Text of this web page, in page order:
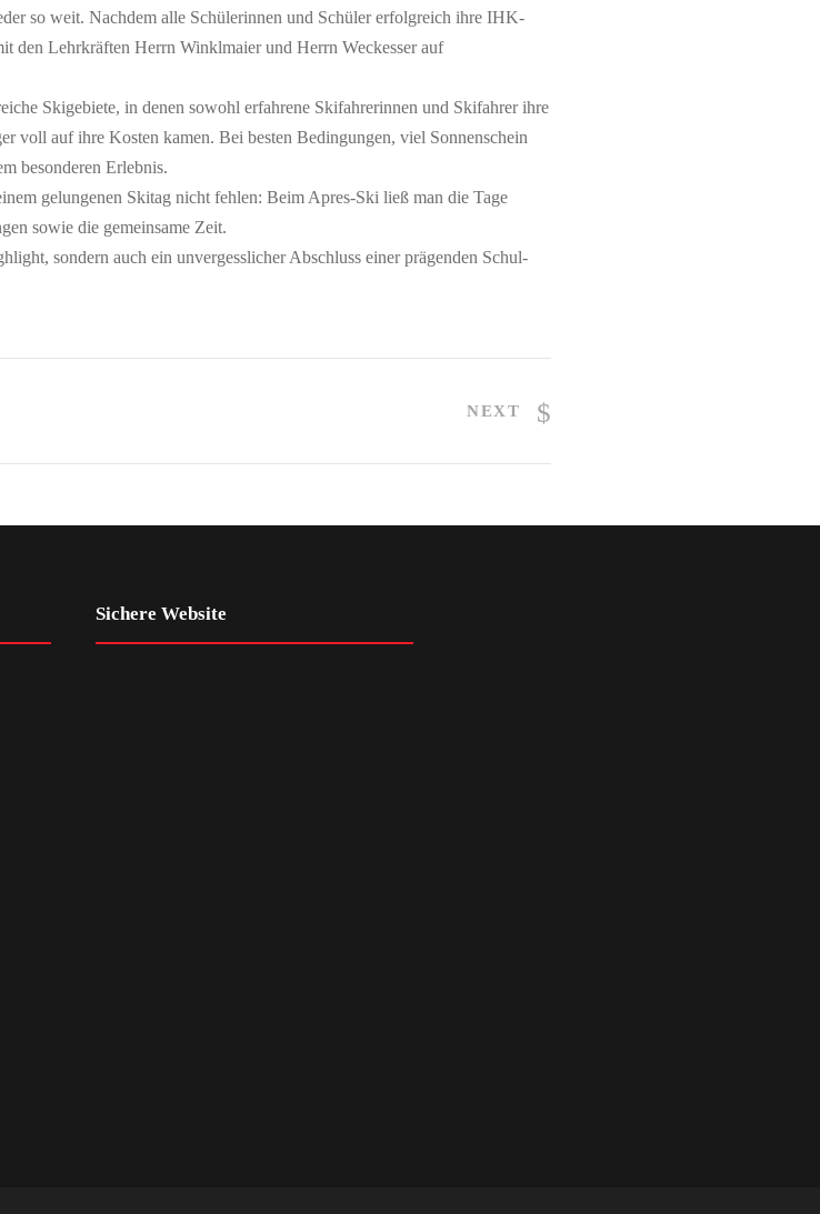
so weit. Nachdem alle Schülerinnen und Schüler erfolgreich ihre IHK-
den Lehrkräften Herrn Winklmaier und Herrn Weckesser auf
Skigebiete, in denen sowohl erfahrene Skifahrerinnen und Skifahrer ihre
voll auf ihre Kosten kamen. Bei besten Bedingungen, viel Sonnenschein
besonderen Erlebnis.
gelungenen Skitag nicht fehlen: Beim Apres-Ski ließ man die Tage
sowie die gemeinsame Zeit.
sondern auch ein unvergesslicher Abschluss einer prägenden Schul-
NEXT
Sichere Website